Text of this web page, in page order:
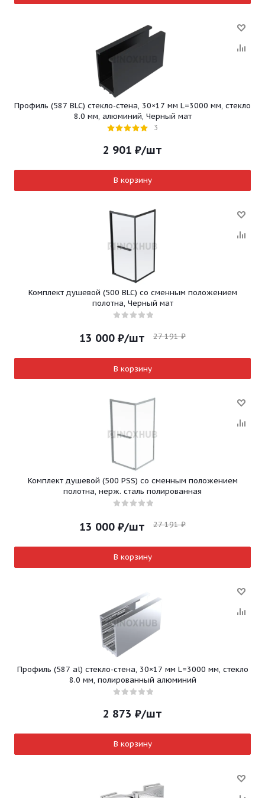
Профиль (587 BLC) стекло-стена, 30×17 мм L=3000 мм, стекло
8.0 мм, алюминий, Черный мат
3
2 901 ₽/шт
В корзину
Комплект душевой (500 BLC) со сменным положением
полотна, Черный мат
13 000 ₽/шт 27 191₽
В корзину
Комплект душевой (500 PSS) со сменным положением
полотна, нерж. сталь полированная
13 000 ₽/шт 27 191₽
В корзину
Профиль (587 al) стекло-стена, 30×17 мм L=3000 мм, стекло
8.0 мм, полированный алюминий
2 873 ₽/шт
В корзину